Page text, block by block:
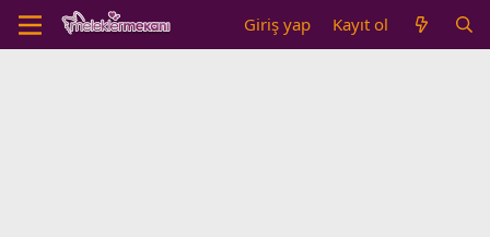
Giriş yap Kayıt ol